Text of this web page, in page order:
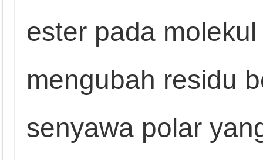
ester pada
mengubah residu
senyawa polar